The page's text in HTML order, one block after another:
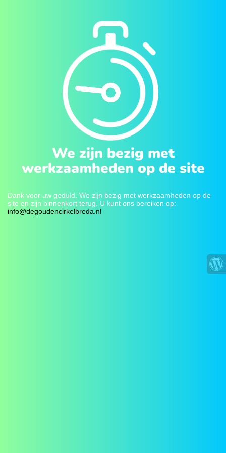
We zijn bezig met
werkzaamheden op de site
Dank voor uw geduld. We zijn bezig met werkzaamheden op de
site en zijn binnenkort terug. U kunt ons bereiken op:
info@degoudencirkelbreda.nl